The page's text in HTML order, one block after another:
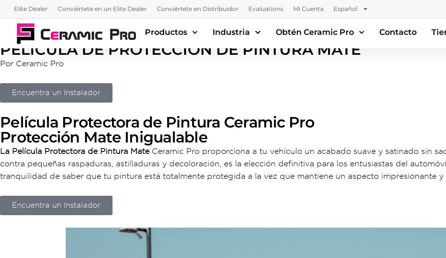
Elite Dealer Conviértete en un Elite Dealer Conviértete en Distribuidor Evaluations Mi Cuenta Español
Productos Industria Obtén Ceramic Pro Contacto
PELÍCULA DE PROTECCIÓN DE PINTURA MATE
Por Ceramic Pro
Encuentra un Instalador
Película Protectora de Pintura Ceramic Pro
Protección Mate Inigualable
La Película Protectora de Pintura MateCeramic Pro proporciona a tu vehículo un acabado suave y satinado sin
contra pequeñas raspaduras, astilladuras y decoloración, es la elección definitiva para los entusiastas del
tranquilidad de saber que tu pintura está totalmente protegida a la vez que mantiene un aspecto impresionante y
Encuentra un Instalador